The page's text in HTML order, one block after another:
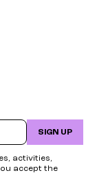
SIGN UP
activities,
accept the